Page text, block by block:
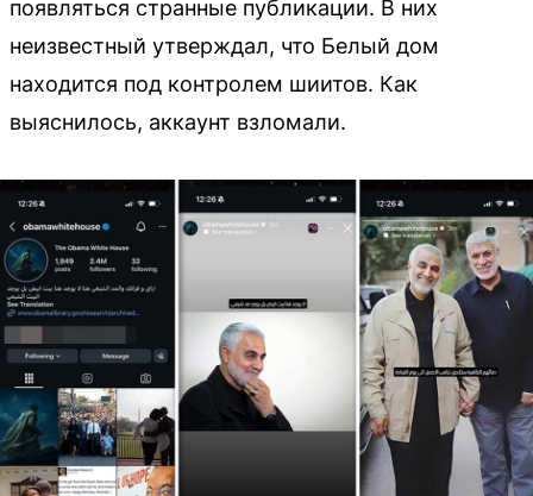
появляться странные публикации. В них
неизвестный утверждал, что Белый дом
находится под контролем шиитов. Как
выяснилось, аккаунт взломали.